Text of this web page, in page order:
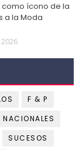
ícono de la
a la Moda
2026
F & P
NACIONALES
SUCESOS